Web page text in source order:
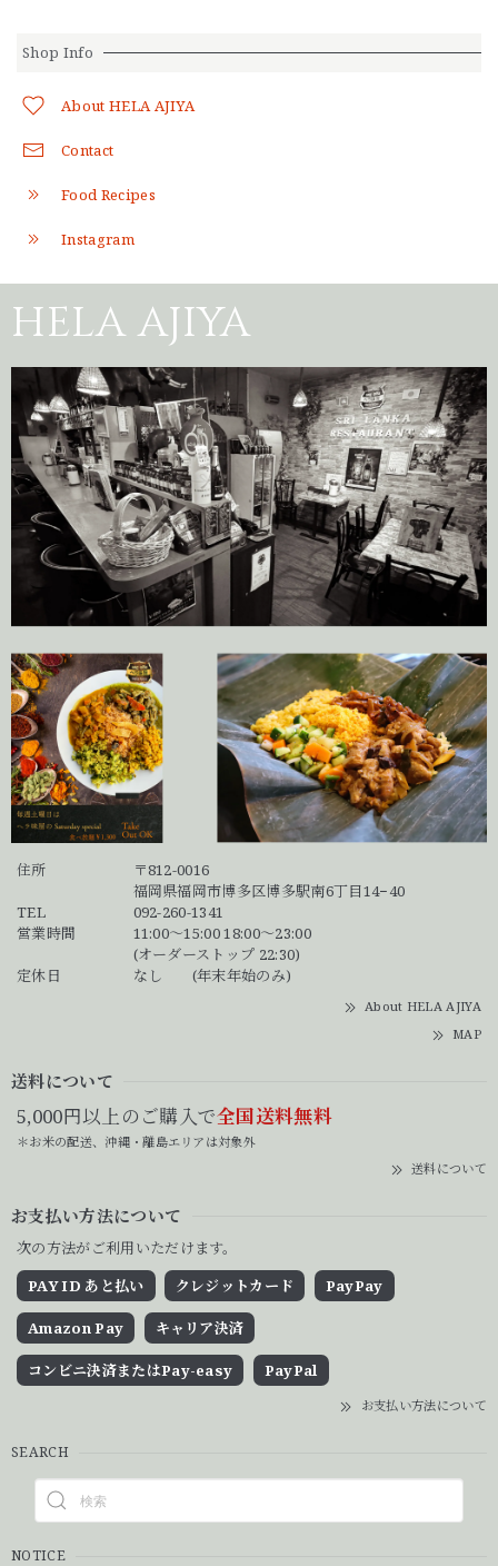
Shop Info
About HELA AJIYA
Contact
Food Recipes
Instagram
HELA AJIYA
住所
〒812-0016
福岡県福岡市博多区博多駅南6丁目14−40
TEL
092-260-1341
営業時間
11:00～15:00 18:00～23:00
(オーダーストップ 22:30)
定休日
なし (年末年始のみ)
About HELA AJIYA
MAP
送料について
5,000円以上のご購入で全国送料無料
＊お米の配送、沖縄・離島エリアは対象外
送料について
お支払い方法について
次の方法がご利用いただけます。
PAY ID あと払い
クレジットカード PayPay
Amazon Pay キャリア決済
コンビニ決済またはPay-easy PayPal
お支払い方法について
SEARCH
NOTICE